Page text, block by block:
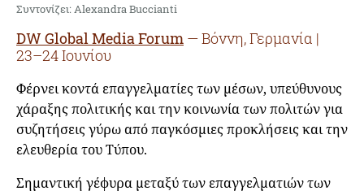
Συντονίζει: Alexandra Buccianti
DW Global Media Forum — Βόννη, Γερμανία |
23–24 Ιουνίου
Φέρνει κοντά επαγγελματίες των μέσων, υπεύθυνους
χάραξης πολιτικής και την κοινωνία των πολιτών για
συζητήσεις γύρω από παγκόσμιες προκλήσεις και την
ελευθερία του Τύπου.
Σημαντική γέφυρα μεταξύ των επαγγελματιών των